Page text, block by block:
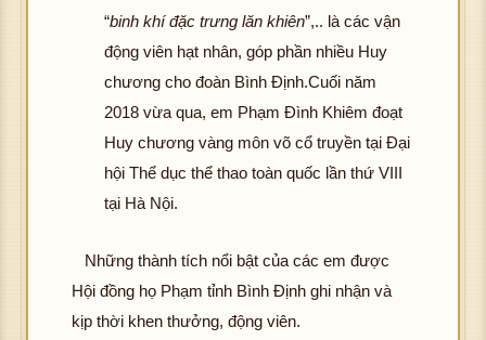
“binh khí đặc trưng lăn khiên”,.. là các vận
động viên hạt nhân, góp phần nhiều Huy
chương cho đoàn Bình Định.Cuối năm
2018 vừa qua, em Phạm Đình Khiêm đoạt
Huy chương vàng môn võ cổ truyền tại Đại
hội Thể dục thể thao toàn quốc lần thứ VIII
tại Hà Nội.
Những thành tích nổi bật của các em được
Hội đồng họ Phạm tỉnh Bình Định ghi nhận và
kịp thời khen thưởng, động viên.